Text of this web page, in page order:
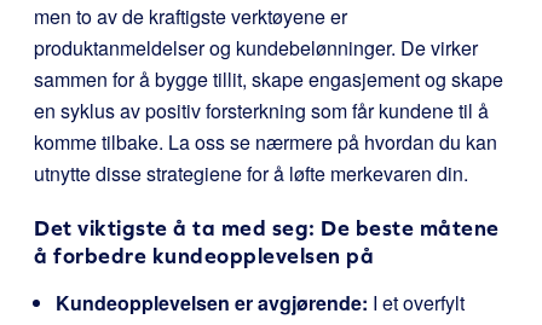
men to av de kraftigste verktøyene er
produktanmeldelser og kundebelønninger. De virker
sammen for å bygge tillit, skape engasjement og skape
en syklus av positiv forsterkning som får kundene til å
komme tilbake. La oss se nærmere på hvordan du kan
utnytte disse strategiene for å løfte merkevaren din.
Det viktigste å ta med seg: De beste måtene
å forbedre kundeopplevelsen på
Kundeopplevelsen er avgjørende: I et overfylt